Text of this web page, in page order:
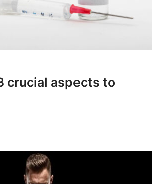
crucial aspects to